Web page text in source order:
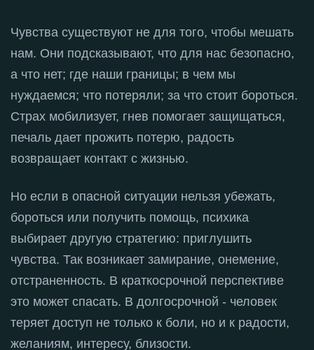
Чувства существуют не для того, чтобы мешать
нам. Они подсказывают, что для нас безопасно,
а что нет; где наши границы; в чем мы
нуждаемся; что потеряли; за что стоит бороться.
Страх мобилизует, гнев помогает защищаться,
печаль дает прожить потерю, радость
возвращает контакт с жизнью.
Но если в опасной ситуации нельзя убежать,
бороться или получить помощь, психика
выбирает другую стратегию: приглушить
чувства. Так возникает замирание, онемение,
отстраненность. В краткосрочной перспективе
это может спасать. В долгосрочной - человек
теряет доступ не только к боли, но и к радости,
желаниям, интересу, близости.